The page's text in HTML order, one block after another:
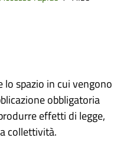
spazio in cui vengono
obbligatoria
effetti di legge,
collettività.